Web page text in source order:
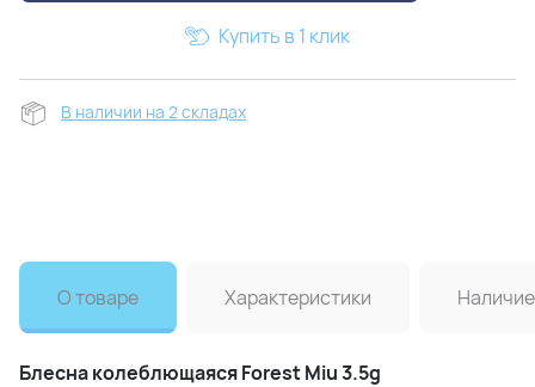
Купить в 1 клик
В наличии на 2 складах
О товаре Характеристики Наличие
Блесна колеблющаяся Forest Miu 3.5g